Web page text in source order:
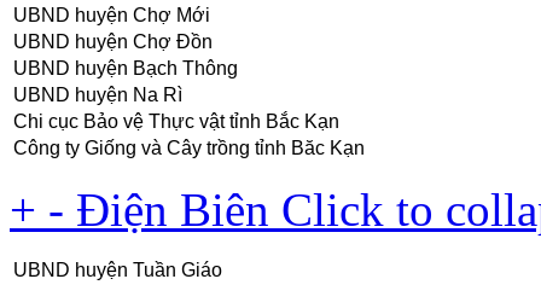
UBND huyện Chợ Mới
UBND huyện Chợ Đồn
UBND huyện Bạch Thông
UBND huyện Na Rì
Chi cục Bảo vệ Thực vật tỉnh Bắc Kạn
Công ty Giống và Cây trồng tỉnh Băc Kạn
+ - Điện Biên Click to
UBND huyện Tuần Giáo